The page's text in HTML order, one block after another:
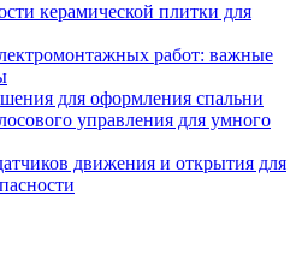
керамической плитки для
работ: важные
для оформления спальни
управления для умного
движения и открытия для